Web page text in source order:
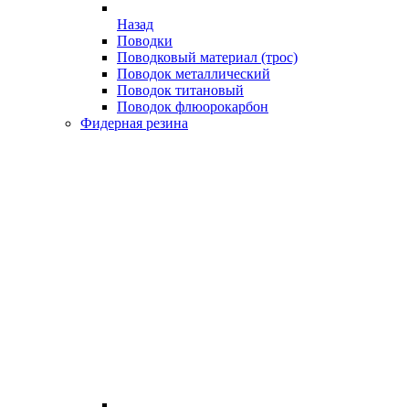
Назад
Поводки
Поводковый материал (трос)
Поводок металлический
Поводок титановый
Поводок флюорокарбон
Фидерная резина